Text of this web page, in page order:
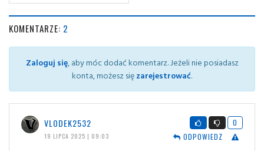
KOMENTARZE: 2
Zaloguj się, aby móc dodać komentarz. Jeżeli nie posiadasz
konta, możesz sięzarejestrować.
VLODEK2532
19 LIPCA 2025 | 09:03
0
ODPOWIEDZ